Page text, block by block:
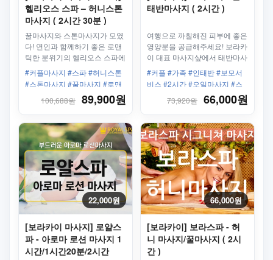
헬리오스 스파 – 허니스톤
마사지 ( 2시간 30분 )
꿀마사지와 스톤마사지가 모였
다! 연인과 함께하기 좋은 로맨
틱한 분위기의 헬리오스 스파에
서 즐거운 시간 보내주세요~
#커플마사지 #스파 #허니스톤
#스톤마사지 #꿀마사지 #로맨
틱 #왕복픽업샌딩 #2시간 #샤
워 #세탁 #전용수영장
100,688원 89,900원
태반마사지 ( 2시간 )
여행으로 까칠해진 피부에 좋은
영양분을 공급해주세요! 보라카
이 대표 마사지샾에서 태반마사
지를 즐겨보세요~
#커플 #가족 #인태반 #보모서
비스 #2시간 #오일마사지 #스
테이션3 #피부재생 #임산부
73,920원 66,000원
22,000원
[보라카이 마사지] 로얄스
파 - 아로마 로션 마사지 1
시간/1시간20분/2시간
66,000원
[보라카이] 보라스파 - 허
니 마사지/꿀마사지 ( 2시
간 )